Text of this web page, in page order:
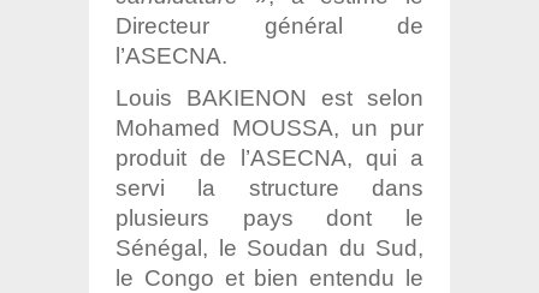
Directeur général de
l’ASECNA.
Louis BAKIENON est selon
Mohamed MOUSSA, un pur
produit de l’ASECNA, qui a
servi la structure dans
plusieurs pays dont le
Sénégal, le Soudan du Sud,
le Congo et bien entendu le